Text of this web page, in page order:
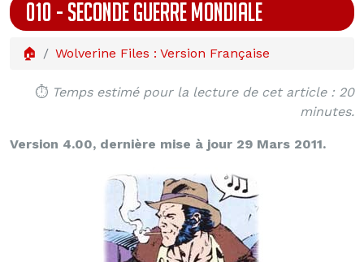
010 - SECONDE GUERRE MONDIALE
🏠 Wolverine Files : Version Française
⏱️ Temps estimé pour la lecture de cet article : 20
minutes.
Version 4.00, dernière mise à jour 29 Mars 2011.